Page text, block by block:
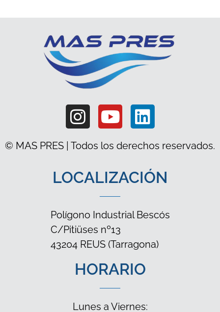
© MAS PRES | Todos los derechos reservados.
LOCALIZACIÓN
Polígono Industrial Bescós
C/Pitiüses nº13
43204 REUS (Tarragona)
HORARIO
Lunes a Viernes: